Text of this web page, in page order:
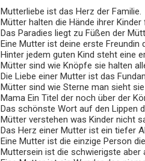
Mutterliebe ist das Herz der Familie.
Mütter halten die Hände ihrer
Das Paradies liegt zu Füßen der
Eine Mutter ist deine erste Freundin
Hinter jedem guten Kind steht eine
Mütter sind wie Knöpfe sie halten
Die Liebe einer Mutter ist das
Mütter sind wie Sterne man sieht
Mama Ein Titel der noch über der
Das schönste Wort auf den Lippen
Mütter verstehen was Kinder nicht
Das Herz einer Mutter ist ein tiefer
Eine Mutter ist die einzige Person
Muttersein ist die schwierigste